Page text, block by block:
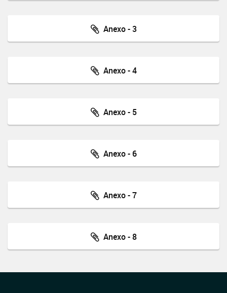
Anexo - 3
Anexo - 4
Anexo - 5
Anexo - 6
Anexo - 7
Anexo - 8